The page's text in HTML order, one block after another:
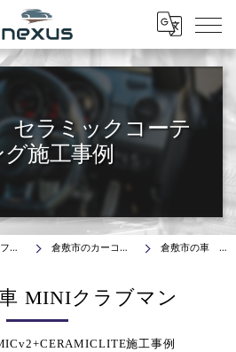
Menu
ラミックコーテ
施工事例
事例 倉敷市のカーコーティング･ガラスコーティング施工事例 倉敷市の車 セラミックコーティング施工事例
施工事例
MINIクラブマン